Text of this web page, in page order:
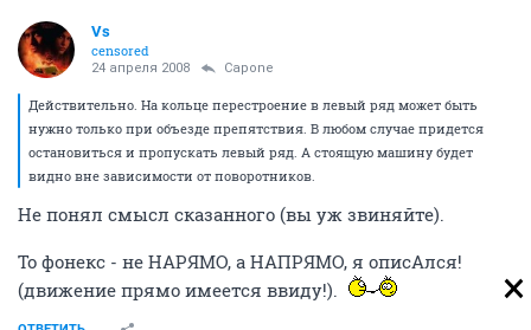
Vs
censored
24 апреля 2008 Capone
Действительно. На кольце перестроение в левый ряд может быть
нужно только при объезде препятствия. В любом случае придется
остановиться и пропускать левый ряд. А стоящую машину будет
видно вне зависимости от поворотников.
Не понял смысл сказанного (вы уж звиняйте).
То фонекс - не НАРЯМО, а НАПРЯМО, я описАлся!
(движение прямо имеется ввиду!).